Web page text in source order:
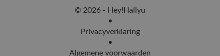
© 2026 - Hey!Hallyu
•
Privacyverklaring
•
Algemene voorwaarden